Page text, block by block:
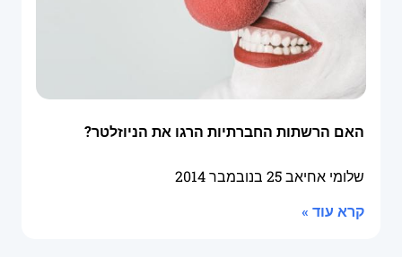
האם הרשתות החברתיות הרגו את הניוזלטר?
שלומי אחיאב25 בנובמבר 2014
קרא עוד »